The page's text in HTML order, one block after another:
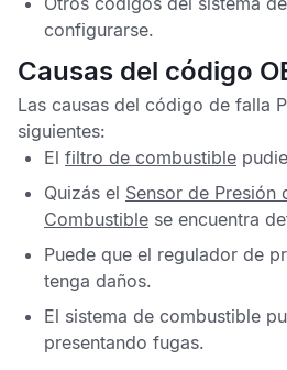
configurarse.
Causas del código
Las causas del código de falla
siguientes:
El filtro de combustible
Quizás el Sensor de Presión
Combustible se encuentra
Puede que el regulador de
tenga daños.
El sistema de combustible
presentando fugas.